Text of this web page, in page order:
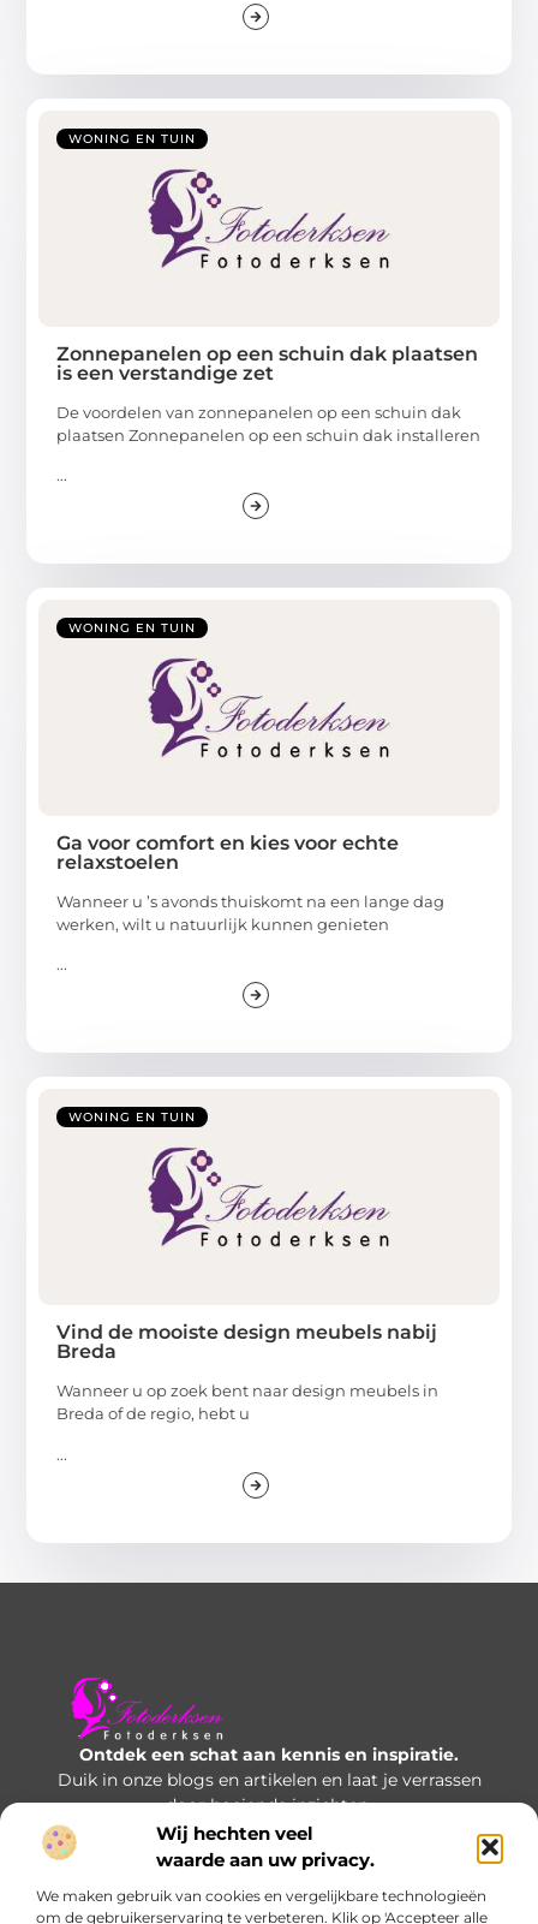
Wij hechten veel
waarde aan uw privacy.
We maken gebruik van cookies en vergelijkbare technologieën
om de gebruikerservaring te verbeteren. Klik op 'Accepteer alle
WONING EN TUIN
Zonnepanelen op een schuin dak plaatsen
is een verstandige zet
De voordelen van zonnepanelen op een schuin dak
plaatsen Zonnepanelen op een schuin dak installeren
...
WONING EN TUIN
Ga voor comfort en kies voor echte
relaxstoelen
Wanneer u ’s avonds thuiskomt na een lange dag
werken, wilt u natuurlijk kunnen genieten
...
WONING EN TUIN
Vind de mooiste design meubels nabij
Breda
Wanneer u op zoek bent naar design meubels in
Breda of de regio, hebt u
...
Ontdek een schat aan kennis en inspiratie.
Duik in onze blogs en artikelen en laat je verrassen
door boeiende inzichten.
Bericht categorie